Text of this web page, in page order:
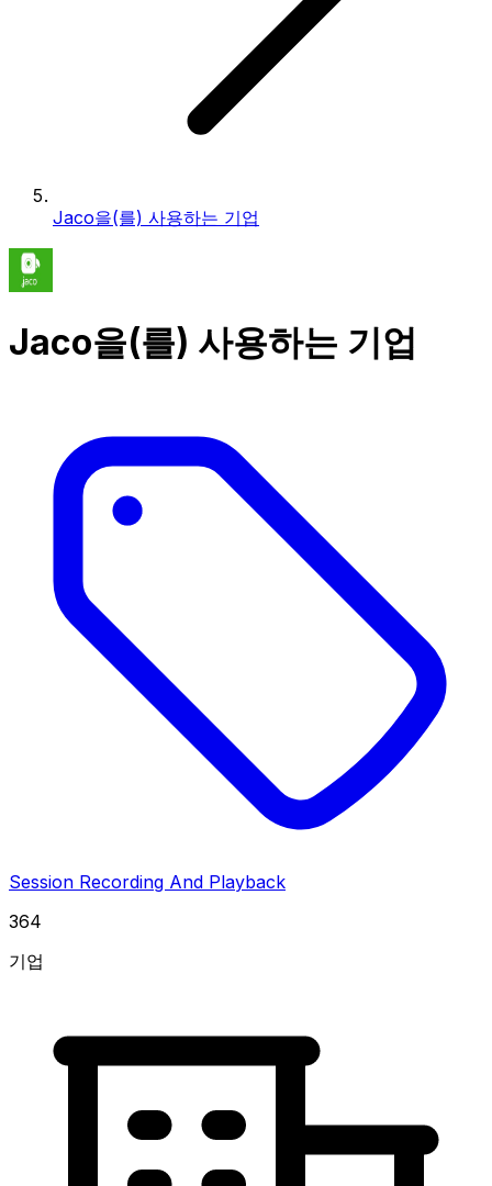
Jaco을(를) 사용하는 기업
Jaco을(를) 사용하는 기업
Session Recording And Playback
364
기업